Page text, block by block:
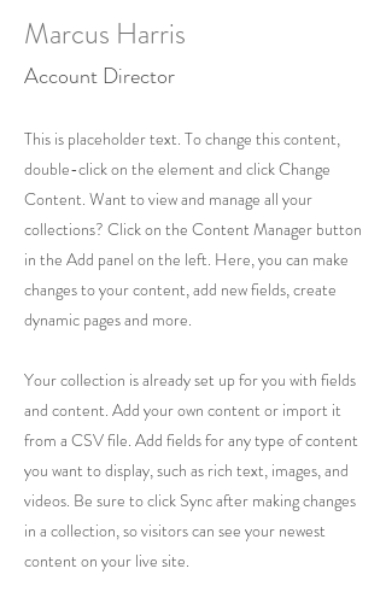
Marcus Harris
Account Director
This is placeholder text. To change this content,
double-click on the element and click Change
Content. Want to view and manage all your
collections? Click on the Content Manager button
in the Add panel on the left. Here, you can make
changes to your content, add new fields, create
dynamic pages and more.
Your collection is already set up for you with fields
and content. Add your own content or import it
from a CSV file. Add fields for any type of content
you want to display, such as rich text, images, and
videos. Be sure to click Sync after making changes
in a collection, so visitors can see your newest
content on your live site.